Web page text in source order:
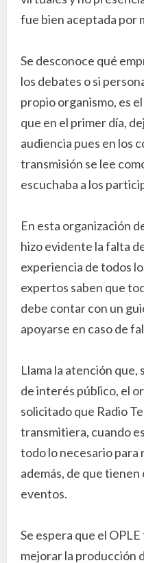
fue bien aceptada por
Se desconoce qué
los debates o si
propio organismo, es
que en el primer día,
audiencia pues en los
transmisión se lee
escuchaba a los
En esta organización
hizo evidente la falta
experiencia de todos
expertos saben que
debe contar con un
apoyarse en caso de
Llama la atención que,
de interés público, el
solicitado que Radio
transmitiera, cuando
todo lo necesario para
además, de que
eventos.
Se espera que el
mejorar la producción